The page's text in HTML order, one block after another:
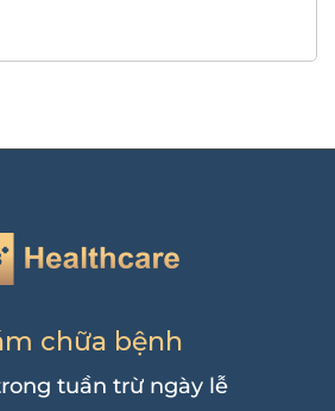
chữa bệnh
tuần trừ ngày lễ